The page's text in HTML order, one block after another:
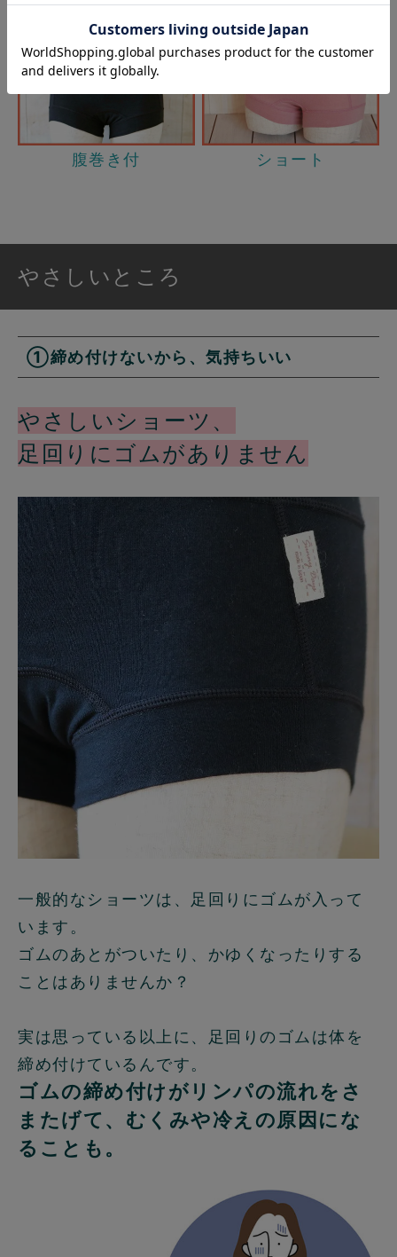
腹巻き付 ショート
やさしいところ
①締め付けないから、気持ちいい
やさしいショーツ、
足回りにゴムがありません
一般的なショーツは、足回りにゴムが入って
います。
ゴムのあとがついたり、かゆくなったりする
ことはありませんか？
実は思っている以上に、足回りのゴムは体を
締め付けているんです。
ゴムの締め付けがリンパの流れをさ
またげて、むくみや冷えの原因にな
ることも。